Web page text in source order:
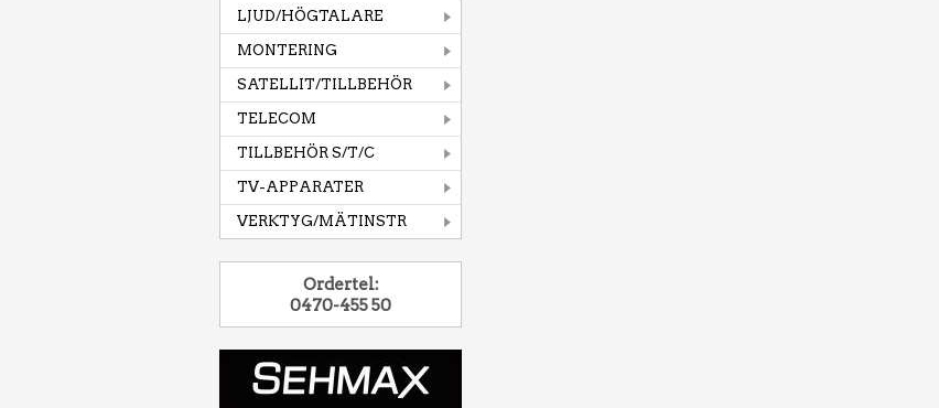
LJUD/HÖGTALARE
MONTERING
SATELLIT/TILLBEHÖR
TELECOM
TILLBEHÖR S/T/C
TV-APPARATER
VERKTYG/MÄTINSTR
Ordertel:
0470-455 50